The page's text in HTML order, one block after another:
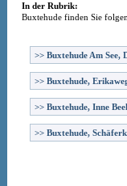
In der Rubrik:
Buxtehude finden Sie
>> Buxtehude Am
>> Buxtehude,
>> Buxtehude, Inne
>> Buxtehude,